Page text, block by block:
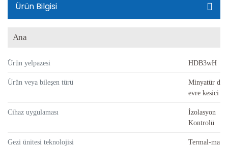
Ürün Bilgisi
Ana
Ürün yelpazesi HDB3wH
Ürün veya bileşen türü
Minyatür d
evre kesici
Cihaz uygulaması
İzolasyon
Kontrolü
Gezi ünitesi teknolojisi
Termal-ma